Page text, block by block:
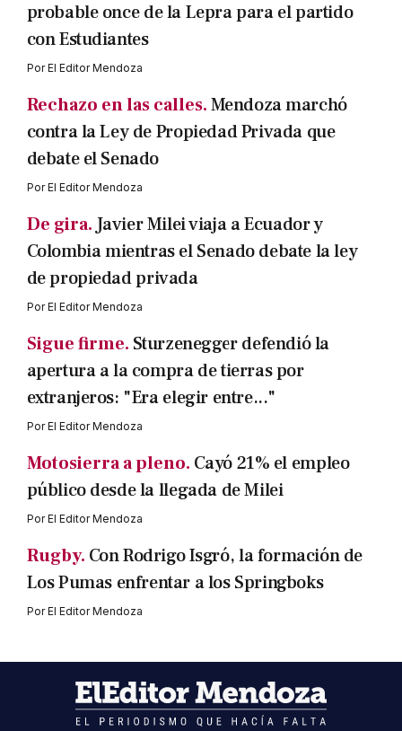
probable once de la Lepra para el partido
con Estudiantes
PorEl Editor Mendoza
Rechazo en las calles.Mendoza marchó
contra la Ley de Propiedad Privada que
debate el Senado
PorEl Editor Mendoza
De gira. Javier Milei viaja a Ecuador y
Colombia mientras el Senado debate la ley
de propiedad privada
PorEl Editor Mendoza
Sigue firme. Sturzenegger defendió la
apertura a la compra de tierras por
extranjeros: "Era elegir entre..."
PorEl Editor Mendoza
Motosierra a pleno. Cayó 21% el empleo
público desde la llegada de Milei
PorEl Editor Mendoza
Rugby. Con Rodrigo Isgró, la formación de
Los Pumas enfrentar a los Springboks
PorEl Editor Mendoza